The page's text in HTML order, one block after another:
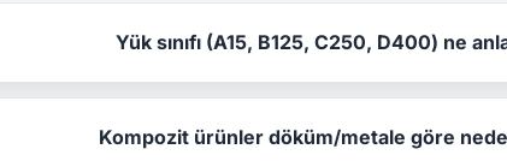
Yük sınıfı (A15, B125, C250, D400) ne
Kompozit ürünler döküm/metale göre